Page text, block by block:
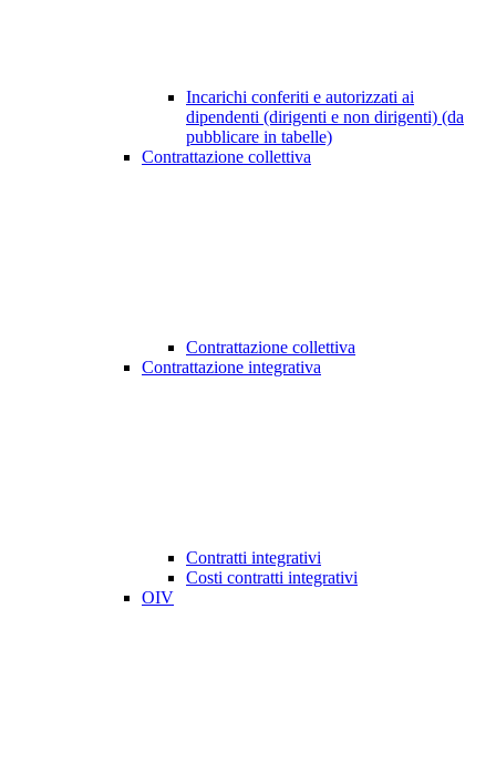
Incarichi conferiti e autorizzati ai
dipendenti (dirigenti e non dirigenti) (da
pubblicare in tabelle)
Contrattazione collettiva
Contrattazione collettiva
Contrattazione integrativa
Contratti integrativi
Costi contratti integrativi
OIV